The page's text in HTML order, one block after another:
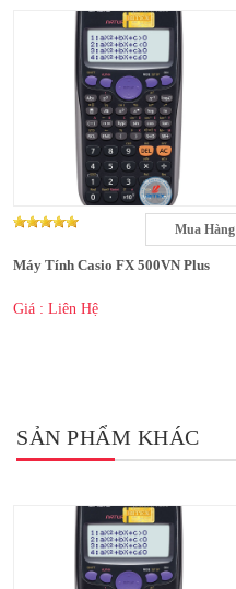
Mua Hàng
Máy Tính Casio FX 500VN Plus
Giá : Liên Hệ
SẢN PHẨM KHÁC